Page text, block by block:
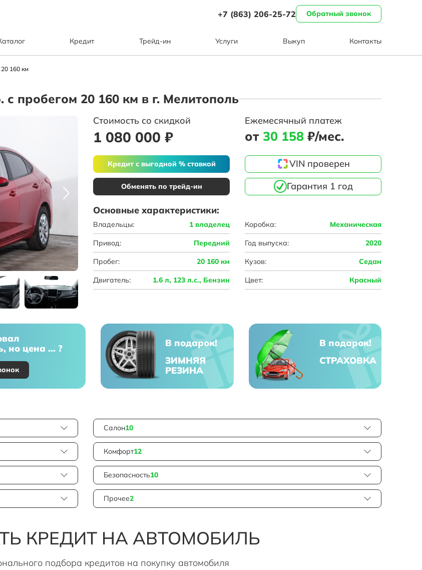
+7 (863) 206-25-72 Обратный звонок
Кредит Трейд-ин Услуги Выкуп Контакты
160 км
пробегом 20 160 км в г. Мелитополь
Стоимость со скидкой
1 080 000 ₽
Ежемесячный платеж
от 30 158 ₽/мес.
Кредит с выгодной % ставкой
Обменять по трейд-ин
VIN проверен
Гарантия 1 год
Основные характеристики:
Владельцы: 1 владелец Коробка: Механическая
Привод: Передний Год выпуска: 2020
Пробег: 20 160 км Кузов: Седан
Двигатель: 1.6 л, 123 л.с., Бензин Цвет: Красный
но цена ... ?
В подарок!
ЗИМНЯЯ
РЕЗИНА
В подарок!
СТРАХОВКА
Салон10
Комфорт12
Безопасность10
Прочее2
КРЕДИТ НА АВТОМОБИЛЬ
подбора кредитов на покупку автомобиля